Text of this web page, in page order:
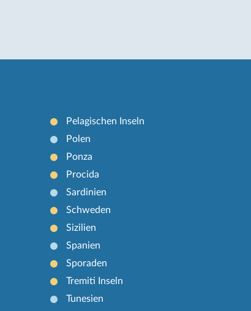
Pelagischen Inseln
Polen
Ponza
Procida
Sardinien
Schweden
Sizilien
Spanien
Sporaden
Tremiti Inseln
Tunesien